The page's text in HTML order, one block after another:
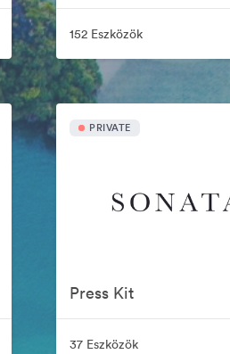
152 Eszközök
PRIVATE
Press Kit
37 Eszközök